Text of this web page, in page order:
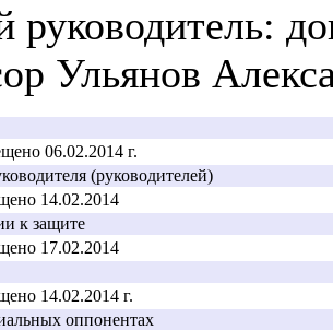
Ульянов
06.02.2014 г.
(руководителей)
14.02.2014
к защите
17.02.2014
14.02.2014 г.
оппонентах